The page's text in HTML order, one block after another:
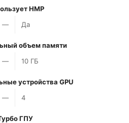
HMP
—
Да
объем памяти
—
10 ГБ
устройства GPU
—
4
ГПУ